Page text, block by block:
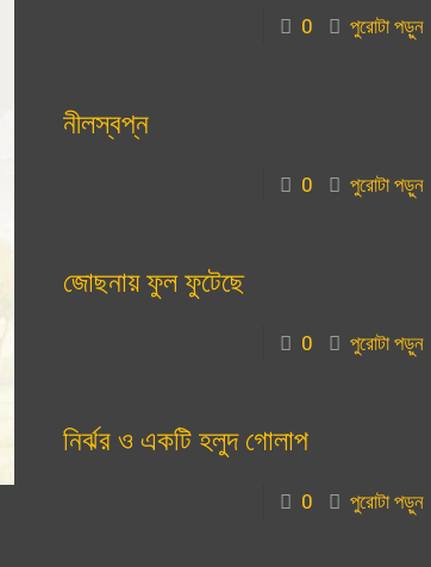
0 পুরোটা পড়ুন
নীলস্বপ্ন
0 পুরোটা পড়ুন
জোছনায় ফুল ফুটেছে
0 পুরোটা পড়ুন
নির্ঝর ও একটি হলুদ গোলাপ
0 পুরোটা পড়ুন